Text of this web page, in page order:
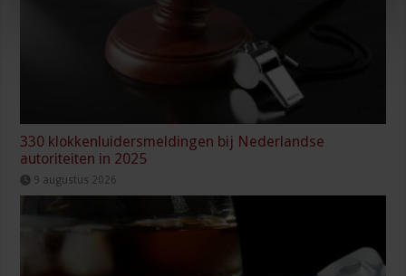
330 klokkenluidersmeldingen bij Nederlandse
autoriteiten in 2025
9 augustus 2026